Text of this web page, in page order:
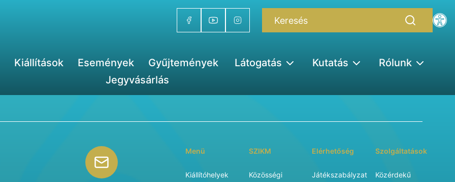
Kiállítások Események Gyűjtemények Látogatás Kutatás
Rólunk
Jegyvásárlás
Menü
Kiállítóhelyek
SZIKM
Közösségi
Elérhetőség
Játékszabályzat
Szolgáltatások
Közérdekű